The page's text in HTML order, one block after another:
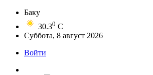
Баку
30.30 C
Суббота, 8 август 2026
Войти